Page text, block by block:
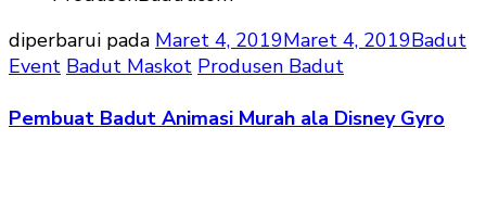
diperbarui pada Maret 4, 2019Maret 4, 2019Badut
Event Badut Maskot Produsen Badut
Pembuat Badut Animasi Murah ala Disney Gyro